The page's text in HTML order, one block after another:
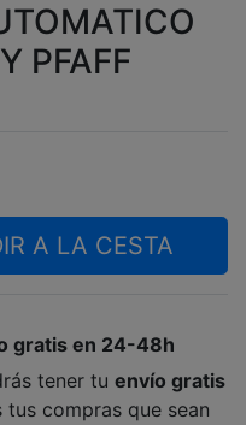
PFAFF
A LA CESTA
gratis en 24-48h
tener tu envío gratis
tus compras que sean